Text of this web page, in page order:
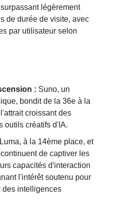
légèrement
de durée de visite, avec
par utilisateur selon
: Suno, un
bondit de la 36e à la
croissant des
outils créatifs d'IA.
Luma, à la 14ème place, et
de captiver les
capacités d'interaction
l'intérêt soutenu pour
des intelligences